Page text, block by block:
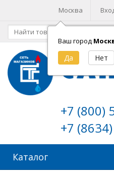
Москва
Ваш город
+7 (800)
+7
Каталог